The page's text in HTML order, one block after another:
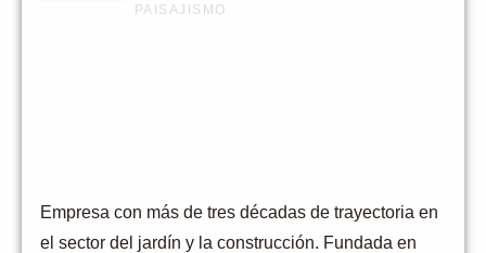
PAISAJISMO
Empresa con más de tres décadas de trayectoria en
el sector del jardín y la construcción. Fundada en